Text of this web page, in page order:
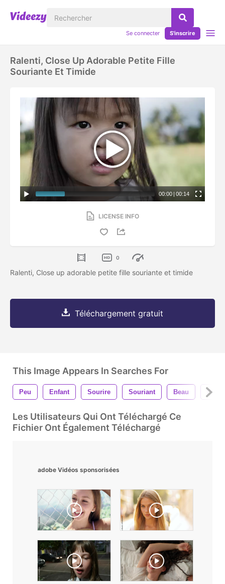
Se connecter S'inscrire
Ralenti, Close Up Adorable Petite Fille
Souriante Et Timide
00:00 | 00:14
LICENSE INFO
0
Ralenti, Close up adorable petite fille souriante et timide
Téléchargement gratuit
This Image Appears In Searches For
Peu Enfant Sourire Souriant Beau
Les Utilisateurs Qui Ont Téléchargé Ce
Fichier Ont Également Téléchargé
adobe Vidéos sponsorisées